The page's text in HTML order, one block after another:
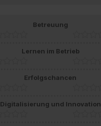
Betreuung
Lernen im Betrieb
Erfolgschancen
Digitalisierung und Innovation